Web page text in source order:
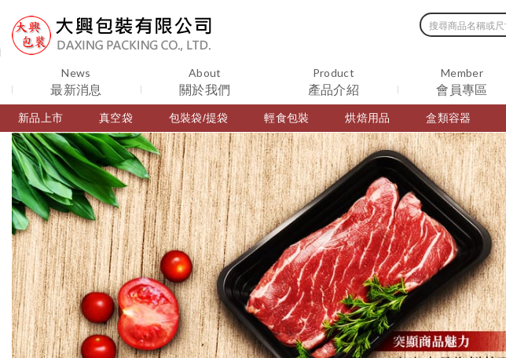
News
最新消息
About
關於我們
Product
產品介紹
新品上市 真空袋 包裝袋/提袋 輕食包裝 烘焙用品 盒類容器
Member
會員專區